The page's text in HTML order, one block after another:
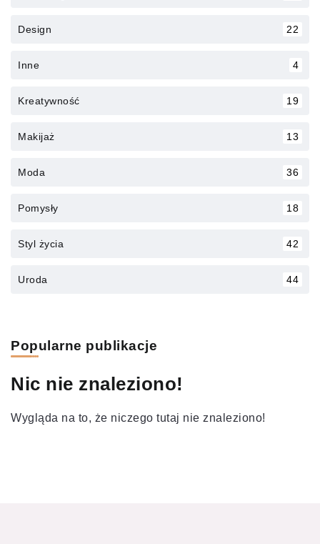
Design 22
Inne 4
Kreatywność 19
Makijaż 13
Moda 36
Pomysły 18
Styl życia 42
Uroda 44
Popularne publikacje
Nic nie znaleziono!
Wygląda na to, że niczego tutaj nie znaleziono!